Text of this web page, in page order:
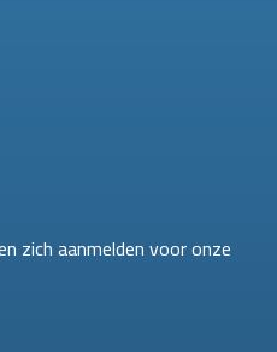
zich aanmelden voor onze